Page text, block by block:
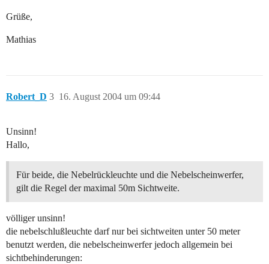
Grüße,
Mathias
Robert_D 16. August 2004 um 09:44
3
Unsinn!
Hallo,
Für beide, die Nebelrückleuchte und die Nebelscheinwerfer,
gilt die Regel der maximal 50m Sichtweite.
völliger unsinn!
die nebelschlußleuchte darf nur bei sichtweiten unter 50 meter
benutzt werden, die nebelscheinwerfer jedoch allgemein bei
sichtbehinderungen: